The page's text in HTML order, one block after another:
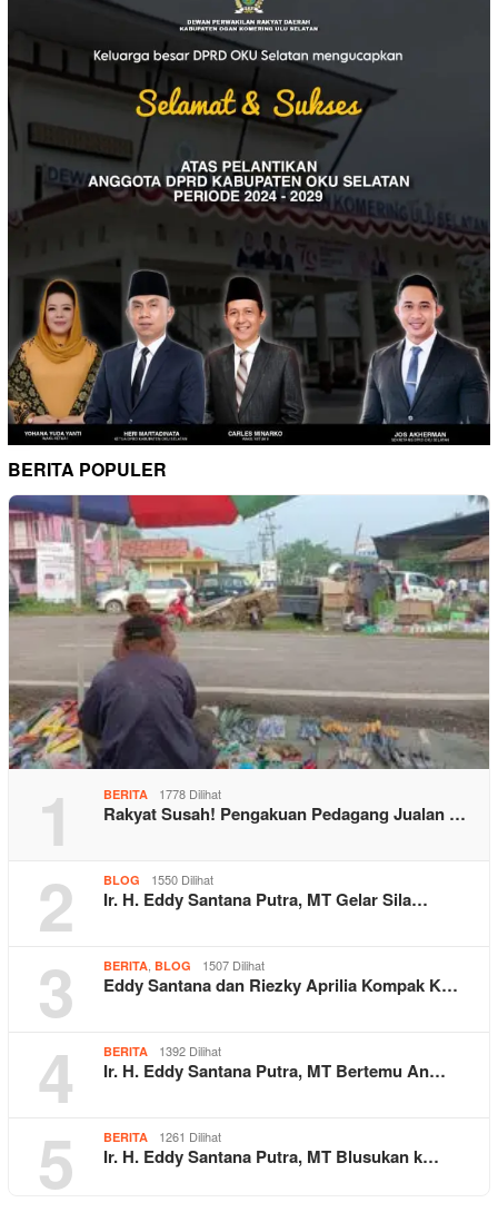
BERITA POPULER
1 BERITA 1778 Dilihat
Rakyat Susah! Pengakuan Pedagang Jualan …
2 BLOG 1550 Dilihat
Ir. H. Eddy Santana Putra, MT Gelar Sila…
3 BERITA BLOG 1507 Dilihat
Eddy Santana dan Riezky Aprilia Kompak K…
4 BERITA 1392 Dilihat
Ir. H. Eddy Santana Putra, MT Bertemu An…
5 BERITA 1261 Dilihat
Ir. H. Eddy Santana Putra, MT Blusukan k…